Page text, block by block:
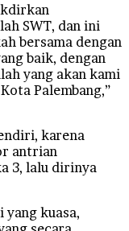
SWT, dan ini
bersama dengan
baik, dengan
yang akan kami
Palembang,”
karena
antrian
3, lalu dirinya
yang kuasa,